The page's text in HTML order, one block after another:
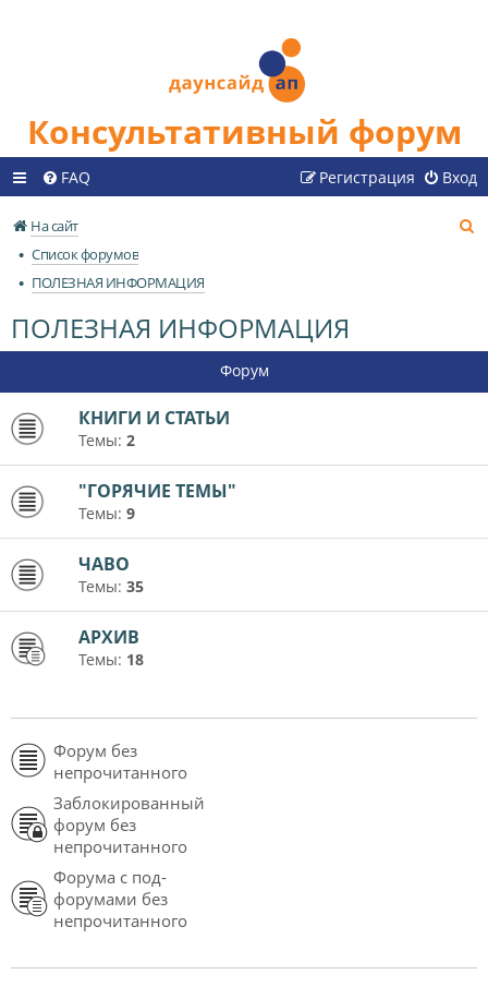
Консультативный форум
FAQ Вход
Регистрация
На сайт
Список форумов
ПОЛЕЗНАЯ ИНФОРМАЦИЯ
ПОЛЕЗНАЯ ИНФОРМАЦИЯ
Форум
КНИГИ И СТАТЬИ
Темы: 2
"ГОРЯЧИЕ ТЕМЫ"
Темы: 9
ЧАВО
Темы: 35
АРХИВ
Темы: 18
Форум без
непрочитанного
Заблокированный
форум без
непрочитанного
Форума с под-
форумами без
непрочитанного